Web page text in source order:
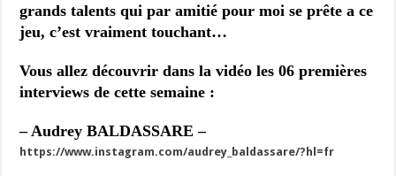
grands talents qui par amitié pour moi se prête a ce
jeu, c’est vraiment touchant…
Vous allez découvrir dans la vidéo les 06 premières
interviews de cette semaine :
– Audrey BALDASSARE –
https://www.instagram.com/audrey_baldassare/?hl=fr